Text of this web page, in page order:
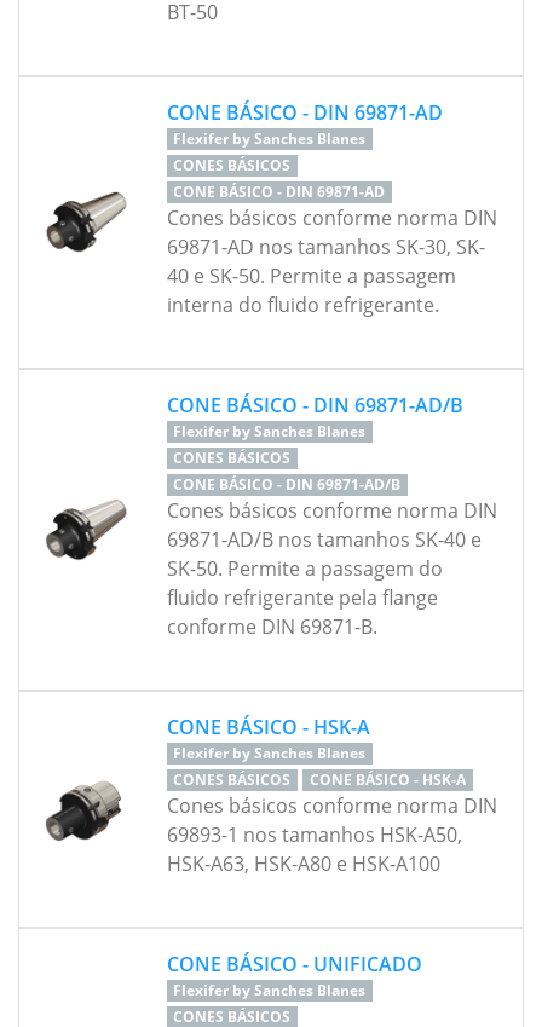
BT-50
CONE BÁSICO - DIN 69871-AD
Flexifer by Sanches Blanes
CONES BÁSICOS
CONE BÁSICO - DIN 69871-AD
Cones básicos conforme norma DIN
69871-AD nos tamanhos SK-30, SK-
40 e SK-50. Permite a passagem
interna do fluido refrigerante.
CONE BÁSICO - DIN 69871-AD/B
Flexifer by Sanches Blanes
CONES BÁSICOS
CONE BÁSICO - DIN 69871-AD/B
Cones básicos conforme norma DIN
69871-AD/B nos tamanhos SK-40 e
SK-50. Permite a passagem do
fluido refrigerante pela flange
conforme DIN 69871-B.
CONE BÁSICO - HSK-A
Flexifer by Sanches Blanes
CONES BÁSICOS
CONE BÁSICO - HSK-A
Cones básicos conforme norma DIN
69893-1 nos tamanhos HSK-A50,
HSK-A63, HSK-A80 e HSK-A100
CONE BÁSICO - UNIFICADO
Flexifer by Sanches Blanes
CONES BÁSICOS